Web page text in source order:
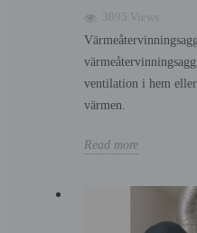
3095 Views
ventilation i hem
värmen.
Read more